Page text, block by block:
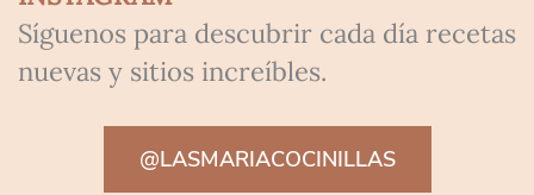
Síguenos para descubrir cada día recetas
nuevas y sitios increíbles.
@LASMARIACOCINILLAS